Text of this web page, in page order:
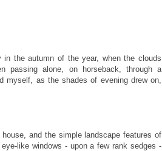
the autumn of the year, when the clouds
passing alone, on horseback, through a
myself, as the shades of evening drew on,
and the simple landscape features of
like windows - upon a few rank sedges -